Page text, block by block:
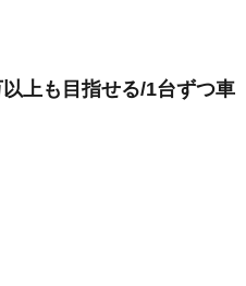
上も目指せる/1台ずつ車